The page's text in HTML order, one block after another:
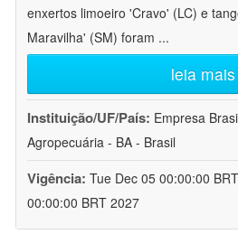
enxertos limoeiro 'Cravo' (LC) e
Maravilha' (SM) foram ...
leia mais
Instituição/UF/País: Empresa
Agropecuária - BA - Brasil
Vigência: Tue Dec 05 00:00:00
00:00:00 BRT 2027